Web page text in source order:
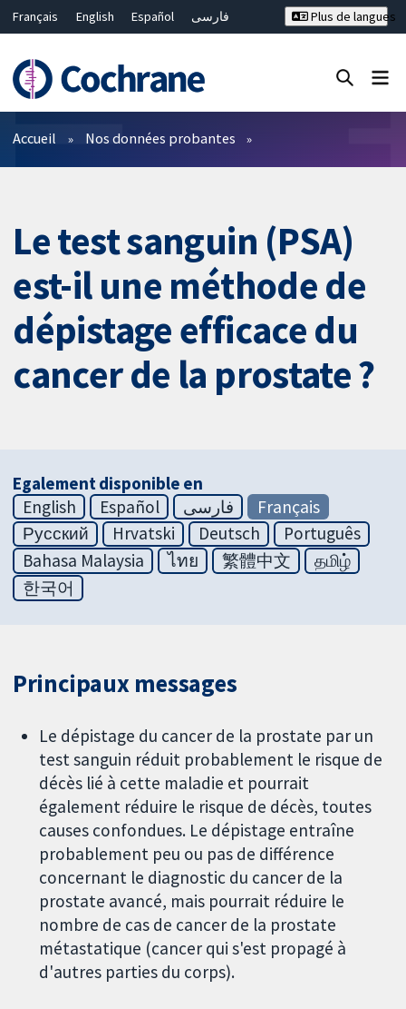
Français English Español
فارسی
Bahasa Malaysia
ไทย
繁體中文
简体中文
Plus de langues
Filtres
Accueil Nos données probantes
Le test sanguin (PSA)
est-il une méthode de
dépistage efficace du
cancer de la prostate ?
Egalement disponible en
English
Español فارسی
Français
Русский
Hrvatski Deutsch
Português
Bahasa Malaysia
ไทย 繁體中文
தமிழ்
한국어
Principaux messages
Le dépistage du cancer de la prostate par un
test sanguin réduit probablement le risque de
décès lié à cette maladie et pourrait
également réduire le risque de décès, toutes
causes confondues. Le dépistage entraîne
probablement peu ou pas de différence
concernant le diagnostic du cancer de la
prostate avancé, mais pourrait réduire le
nombre de cas de cancer de la prostate
métastatique (cancer qui s'est propagé à
d'autres parties du corps).